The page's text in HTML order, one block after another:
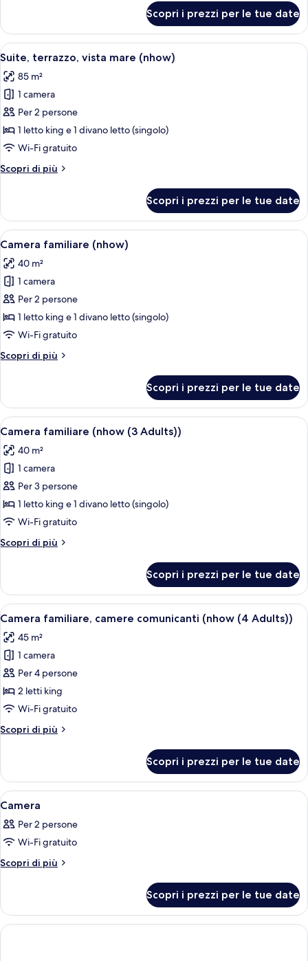
Bed
2
Adults
+
1
Child))
Junior,
vista
mare
(Extra
Bed
Adults
+
Child))
Scopri i prezzi per le tue date
Apri
tutte
le
foto
per
Suite,
terrazzo,
mare
Una camera d'albergo con un letto
5
Suite, terrazzo, vista mare (nhow)
85 m²
1 camera
Per 2 persone
1 letto king e 1 divano letto (singolo)
Wi-Fi gratuito
Scopri di più
Altri
terrazzo,
vista
mare
Scopri i prezzi per le tue date
Apri
tutte
le
foto
per
Camera
familiare
Camera d'albergo moderna con un
9
Camera familiare (nhow)
40 m²
1 camera
Per 2 persone
1 letto king e 1 divano letto (singolo)
Wi-Fi gratuito
Scopri di più
Altri
familiare
(nhow)
Scopri i prezzi per le tue date
Apri
tutte
le
foto
per
Camera
familiare
(3
Camera d'albergo moderna con un
9
Camera familiare (nhow (3 Adults))
40 m²
1 camera
Per 3 persone
1 letto king e 1 divano letto (singolo)
Wi-Fi gratuito
Scopri di più
Altri
familiare
(nhow
(3
Scopri i prezzi per le tue date
Apri
tutte
le
foto
per
Camera
familiare,
comunicanti
Adults))
Una camera d'albergo con un letto
5
Camera familiare, camere comunicanti (nhow (4 Adults))
45 m²
1 camera
Per 4 persone
2 letti king
Wi-Fi gratuito
Scopri di più
Altri
familiare,
camere
comunicanti
(4
Adults))
Scopri i prezzi per le tue date
Apri
tutte
le
foto
per
Camera d'albergo con un ampio
11
Camera
Per 2 persone
Wi-Fi gratuito
Scopri di più
Altri
Scopri i prezzi per le tue date